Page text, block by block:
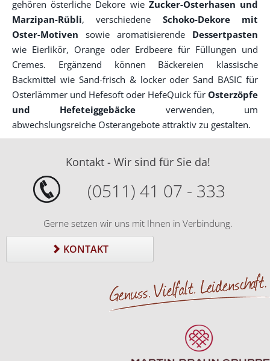
gehören österliche Dekore wie Zucker-Osterhasen und
Marzipan-Rübli, verschiedene Schoko-Dekore mit
Oster-Motiven sowie aromatisierende Dessertpasten
wie Eierlikör, Orange oder Erdbeere für Füllungen und
Cremes. Ergänzend können Bäckereien klassische
Backmittel wie Sand-frisch & locker oder Sand BASIC für
Osterlämmer und Hefesoft oder HefeQuick für Osterzöpfe
und Hefeteiggebäcke verwenden, um
abwechslungsreiche Osterangebote attraktiv zu gestalten.
Kontakt - Wir sind für Sie da!
(0511) 41 07 - 333
Gerne setzen wir uns mit Ihnen in Verbindung.
KONTAKT